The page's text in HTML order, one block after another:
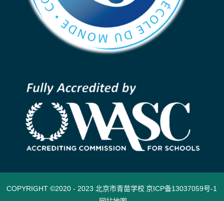
COPYRIGHT ©2020 - 2023 北京市青苗学校 京ICP备13037059号-1